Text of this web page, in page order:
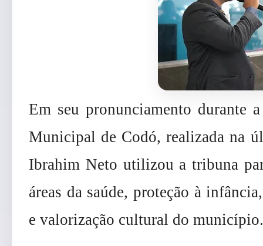
Em seu pronunciamento durante
Municipal de Codó, realizada na
Ibrahim Neto utilizou a tribuna
áreas da saúde, proteção à
e valorização cultural do município.